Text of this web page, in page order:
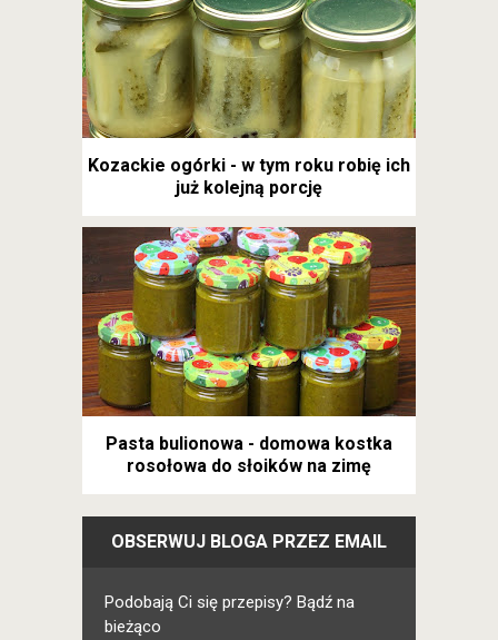
Kozackie ogórki - w tym roku robię ich
już kolejną porcję
Pasta bulionowa - domowa kostka
rosołowa do słoików na zimę
OBSERWUJ BLOGA PRZEZ EMAIL
Podobają Ci się przepisy? Bądź na
bieżąco